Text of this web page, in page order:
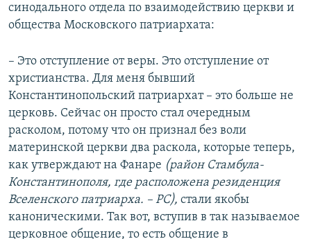
синодального отдела по взаимодействию церкви и
общества Московского патриархата:
– Это отступление от веры. Это отступление от
христианства. Для меня бывший
Константинопольский патриархат – это больше не
церковь. Сейчас он просто стал очередным
расколом, потому что он признал без воли
материнской церкви два раскола, которые теперь,
как утверждают на Фанаре (район Стамбула-
Константинополя, где расположена резиденция
Вселенского патриарха. – РС), стали якобы
каноническими. Так вот, вступив в так называемое
церковное общение, то есть общение в